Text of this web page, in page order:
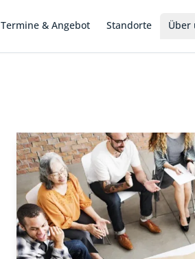
Termine & Angebot Standorte Über